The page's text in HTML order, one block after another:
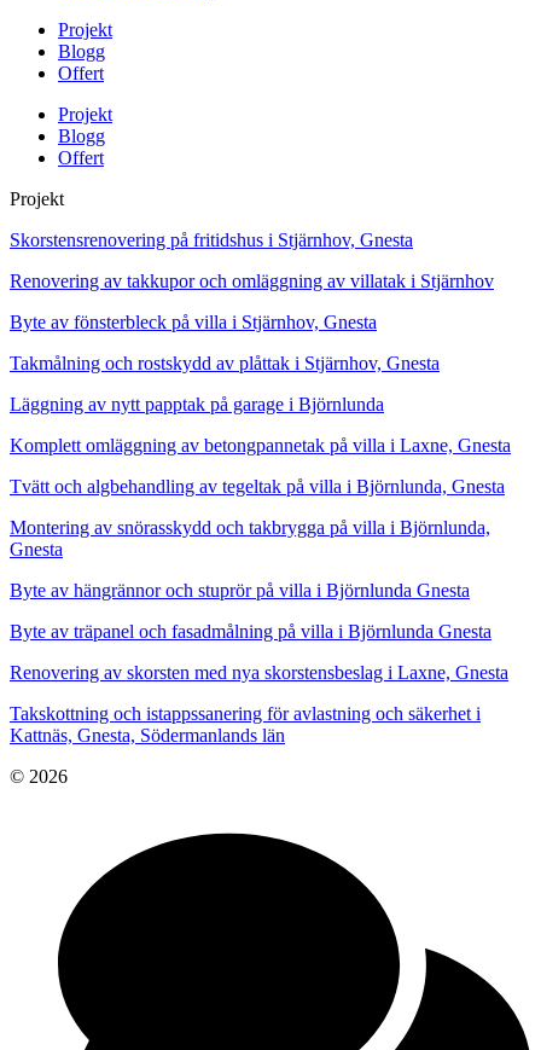
Projekt
Blogg
Offert
Projekt
Blogg
Offert
Projekt
Skorstensrenovering på fritidshus i Stjärnhov, Gnesta
Renovering av takkupor och omläggning av villatak i Stjärnhov
Byte av fönsterbleck på villa i Stjärnhov, Gnesta
Takmålning och rostskydd av plåttak i Stjärnhov, Gnesta
Läggning av nytt papptak på garage i Björnlunda
Komplett omläggning av betongpannetak på villa i Laxne, Gnesta
Tvätt och algbehandling av tegeltak på villa i Björnlunda, Gnesta
Montering av snörasskydd och takbrygga på villa i Björnlunda,
Gnesta
Byte av hängrännor och stuprör på villa i Björnlunda Gnesta
Byte av träpanel och fasadmålning på villa i Björnlunda Gnesta
Renovering av skorsten med nya skorstensbeslag i Laxne, Gnesta
Takskottning och istappssanering för avlastning och säkerhet i
Kattnäs, Gnesta, Södermanlands län
© 2026